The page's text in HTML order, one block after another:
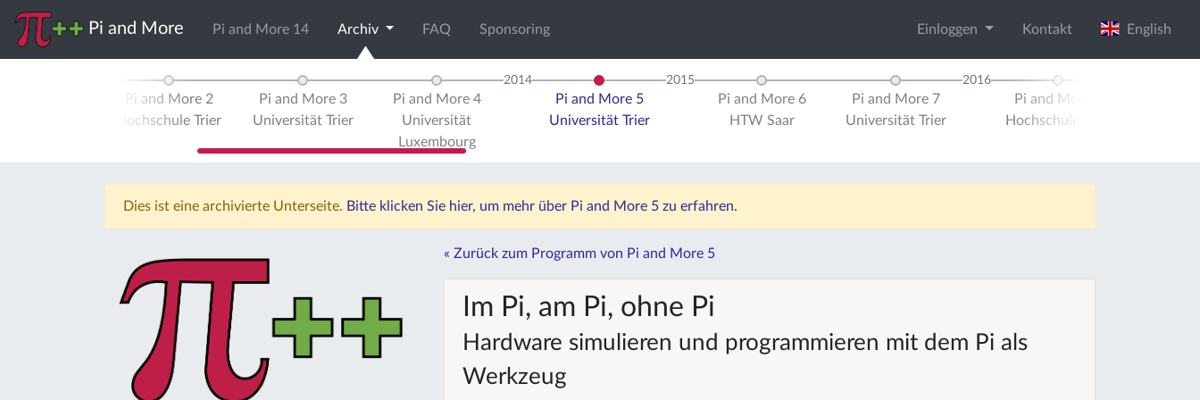
Pi and More Pi and More 14 Archiv FAQ Sponsoring Einloggen Kontakt English
Pi and More 2
Hochschule Trier
Pi and More 3
Universität Trier
Pi and More 4
Universität
Luxembourg
2014
Pi and More 5
Universität Trier
2015
Pi and More 6
HTW Saar
Pi and More 7
Universität Trier
2016
Pi and More 8
Hochschule Trier
Dies ist eine archivierte Unterseite. Bitte klicken Sie hier, um mehr über Pi and More 5 zu erfahren.
« Zurück zum Programm von Pi and More 5
Im Pi, am Pi, ohne Pi
Hardware simulieren und programmieren mit dem Pi als
Werkzeug